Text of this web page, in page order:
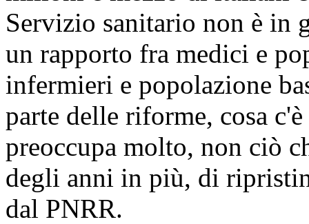
Servizio sanitario non è in
un rapporto fra medici e
infermieri e popolazione
parte delle riforme, cosa
preoccupa molto, non ciò
degli anni in più, di
dal PNRR.